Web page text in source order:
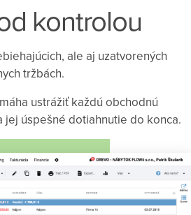
kontrolou
ale aj uzatvorených
tržbách.
ustrážiť každú obchodnú
úspešné dotiahnutie do konca.